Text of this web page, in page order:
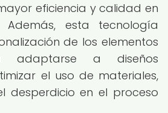
eficiencia y calidad en
Además, esta tecnología
de los elementos
adaptarse a diseños
el uso de materiales,
desperdicio en el proceso